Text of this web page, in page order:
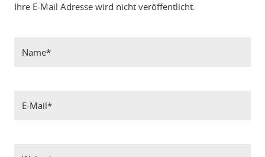
Ihre E-Mail Adresse wird nicht veröffentlicht.